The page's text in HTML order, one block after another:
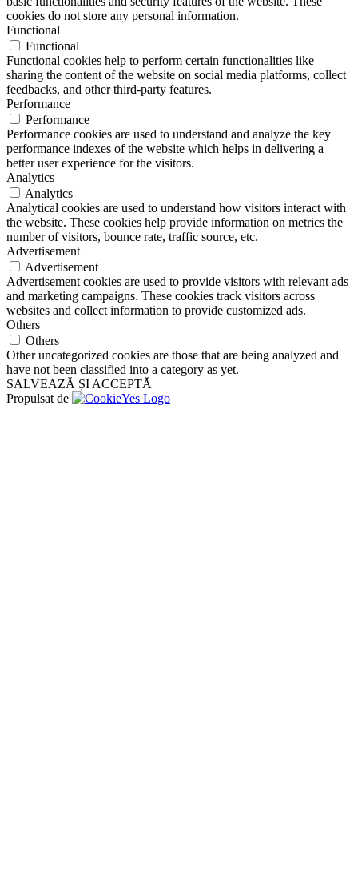
cookies do not store any personal information.
Functional
Functional
Functional cookies help to perform certain functionalities like
sharing the content of the website on social media platforms, collect
feedbacks, and other third-party features.
Performance
Performance
Performance cookies are used to understand and analyze the key
performance indexes of the website which helps in delivering a
better user experience for the visitors.
Analytics
Analytics
Analytical cookies are used to understand how visitors interact with
the website. These cookies help provide information on metrics the
number of visitors, bounce rate, traffic source, etc.
Advertisement
Advertisement
Advertisement cookies are used to provide visitors with relevant ads
and marketing campaigns. These cookies track visitors across
websites and collect information to provide customized ads.
Others
Others
Other uncategorized cookies are those that are being analyzed and
have not been classified into a category as yet.
SALVEAZĂ ȘI ACCEPTĂ
Propulsat de